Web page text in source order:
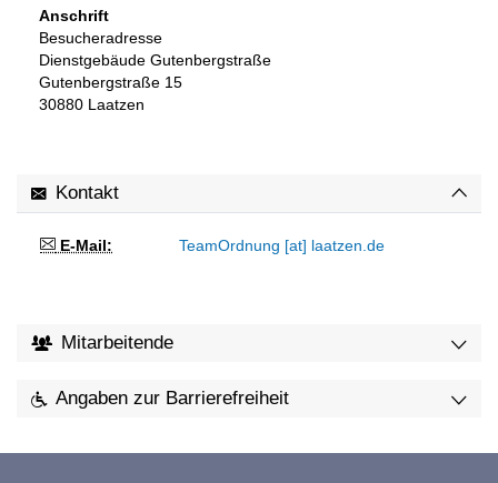
Anschrift
Besucheradresse
Dienstgebäude Gutenbergstraße
Gutenbergstraße 15
30880 Laatzen
Kontakt
E-Mail: TeamOrdnung [at] laatzen.de
Mitarbeitende
Angaben zur Barrierefreiheit